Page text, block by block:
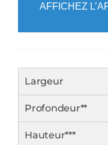
AFFICHEZ
Largeur
Profondeur**
Hauteur***